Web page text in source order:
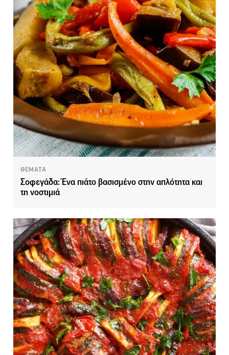
ΘΕΜΑΤΑ
Σοφεγάδα: Ένα πιάτο βασισμένο στην απλότητα και
τη νοστιμιά